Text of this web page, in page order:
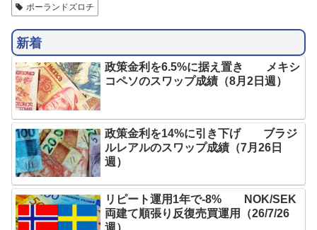
ポーランドズロチ
新着
政策金利を6.5%に据え置き メキシ
コペソのスワップ成績（8月2日週）
政策金利を14%に引き下げ ブラジ
ルレアルのスワップ成績（7月26日
週）
リピート運用1年で-8% NOK/SEK
両建て順張り反復売買運用（26/7/26
週）